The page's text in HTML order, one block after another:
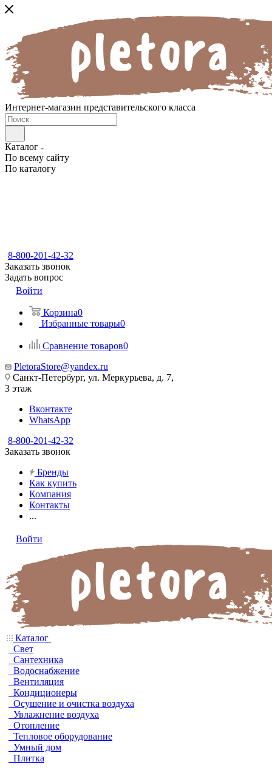
Интернет-магазин представительского класса
Каталог
По всему сайту
По каталогу
8-800-201-42-32
Заказать звонок
Задать вопрос
Войти
Корзина0
Избранные товары0
Сравнение товаров0
PletoraStore@yandex.ru
Санкт-Петербург, ул. Меркурьева, д. 7,
3 этаж
Вконтакте
WhatsApp
8-800-201-42-32
Заказать звонок
Бренды
Как купить
Компания
Контакты
...
Войти
Каталог
Свет
Сантехника
Водоснабжение
Вентиляция
Кондиционеры
Осушение и очистка воздуха
Увлажнение воздуха
Отопление
Тепловое оборудование
Умный дом
Плитка